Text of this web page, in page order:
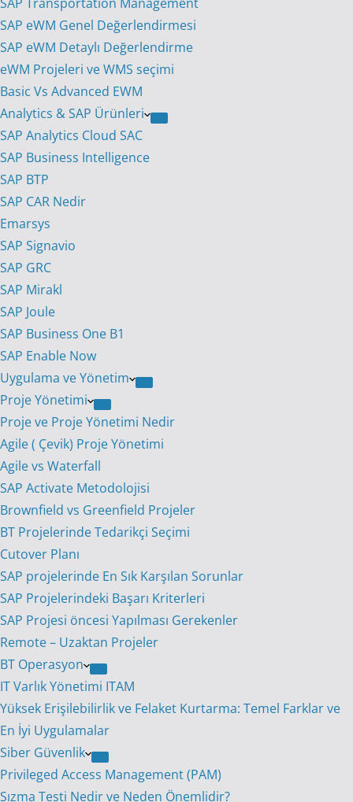
SAP eWM Genel Değerlendirmesi
SAP eWM Detaylı Değerlendirme
eWM Projeleri ve WMS seçimi
Basic Vs Advanced EWM
Analytics & SAP Ürünleri
SAP Analytics Cloud SAC
SAP Business Intelligence
SAP BTP
SAP CAR Nedir
Emarsys
SAP Signavio
SAP GRC
SAP Mirakl
SAP Joule
SAP Business One B1
SAP Enable Now
Uygulama ve Yönetim
Proje Yönetimi
Proje ve Proje Yönetimi Nedir
Agile ( Çevik) Proje Yönetimi
Agile vs Waterfall
SAP Activate Metodolojisi
Brownfield vs Greenfield Projeler
BT Projelerinde Tedarikçi Seçimi
Cutover Planı
SAP projelerinde En Sık Karşılan Sorunlar
SAP Projelerindeki Başarı Kriterleri
SAP Projesi öncesi Yapılması Gerekenler
Remote – Uzaktan Projeler
BT Operasyon
IT Varlık Yönetimi ITAM
Yüksek Erişilebilirlik ve Felaket Kurtarma: Temel Farklar ve
En İyi Uygulamalar
Siber Güvenlik
Privileged Access Management (PAM)
Sızma Testi Nedir ve Neden Önemlidir?